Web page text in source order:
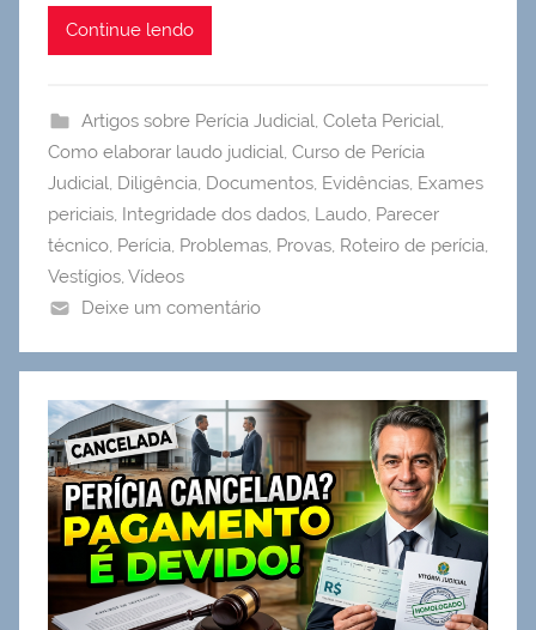
Continue lendo
Artigos sobre Perícia Judicial Coleta Pericial
Como elaborar laudo judicial Curso de Perícia
Judicial Diligência Documentos Evidências Exames
periciais Integridade dos dados Laudo Parecer
técnico Perícia Problemas Provas Roteiro de perícia
Vestígios Vídeos
Deixe um comentário